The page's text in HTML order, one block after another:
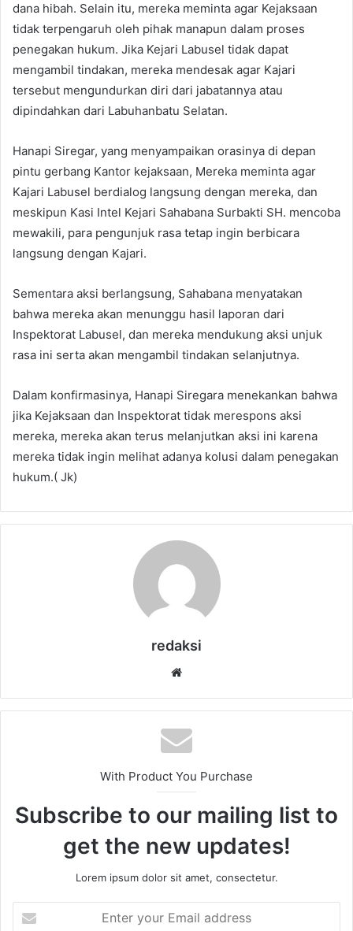
dana hibah. Selain itu, mereka meminta agar Kejaksaan
tidak terpengaruh oleh pihak manapun dalam proses
penegakan hukum. Jika Kejari Labusel tidak dapat
mengambil tindakan, mereka mendesak agar Kajari
tersebut mengundurkan diri dari jabatannya atau
dipindahkan dari Labuhanbatu Selatan.
Hanapi Siregar, yang menyampaikan orasinya di depan
pintu gerbang Kantor kejaksaan, Mereka meminta agar
Kajari Labusel berdialog langsung dengan mereka, dan
meskipun Kasi Intel Kejari Sahabana Surbakti SH. mencoba
mewakili, para pengunjuk rasa tetap ingin berbicara
langsung dengan Kajari.
Sementara aksi berlangsung, Sahabana menyatakan
bahwa mereka akan menunggu hasil laporan dari
Inspektorat Labusel, dan mereka mendukung aksi unjuk
rasa ini serta akan mengambil tindakan selanjutnya.
Dalam konfirmasinya, Hanapi Siregara menekankan bahwa
jika Kejaksaan dan Inspektorat tidak merespons aksi
mereka, mereka akan terus melanjutkan aksi ini karena
mereka tidak ingin melihat adanya kolusi dalam penegakan
hukum.( Jk)
redaksi
With Product You Purchase
Subscribe to our mailing list to
get the new updates!
Lorem ipsum dolor sit amet, consectetur.
your